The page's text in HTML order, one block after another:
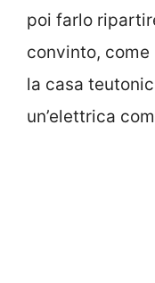
poi farlo
convinto,
la casa
un’elettrica